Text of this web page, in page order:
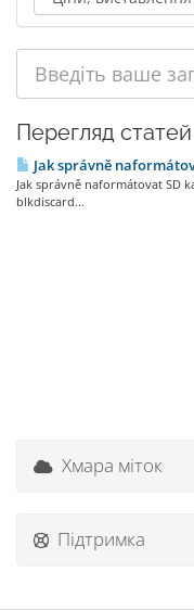
Перегляд
Jak správně
Jak správně naformátovat SD
blkdiscard...
Хмара міток
Підтримка